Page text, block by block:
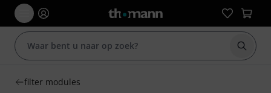
Zoek
filter modules